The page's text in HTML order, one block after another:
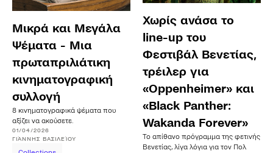
Μικρά και Μεγάλα
Ψέματα - Μια
πρωταπριλιάτικη
κινηματογραφική
συλλογή
8 κινηματογραφικά ψέματα που
αξίζει να ακούσετε.
01/04/2026
ΓΙΆΝΝΗΣ ΒΑΣΙΛΕΊΟΥ
Χωρίς ανάσα το
line-up του
Φεστιβάλ Βενετίας,
τρέιλερ για
«Oppenheimer» και
«Black Panther:
Wakanda Forever»
Το απίθανο πρόγραμμα της φετινής
Βενετίας, λίγα λόγια για τον Πολ